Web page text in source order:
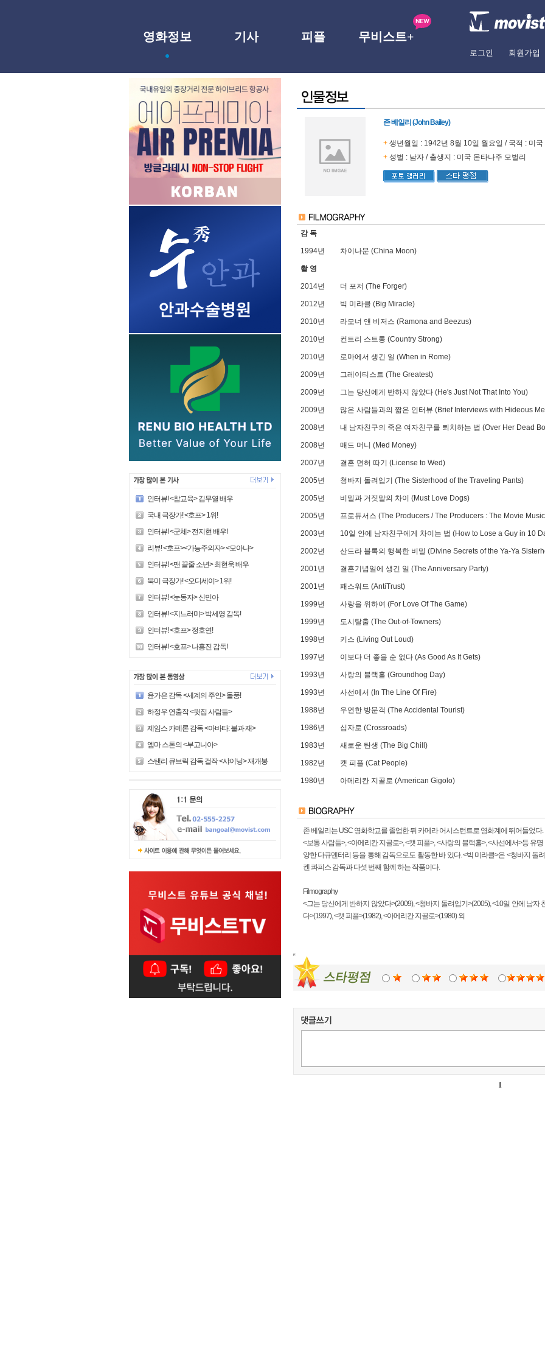
영화정보 기사 피플 무비스트+
로그인 회원가입
인터뷰! <참교육> 김무열 배우
국내 극장가! <호프> 1위!
인터뷰! <군체> 전지현 배우!
리뷰! <호프><가능주의자> <모아나>
인터뷰! <맨 끝줄 소년> 최현욱 배우
북미 극장가! <오디세이> 1위!
인터뷰! <눈동자> 신민아
인터뷰! <지느러미> 박세영 감독!
인터뷰! <호프> 정호연!
인터뷰! <호프> 나홍진 감독!
윤가은 감독 <세계의 주인> 돌풍!
하정우 연출작 <윗집 사람들>
제임스 카메론 감독 <아바타: 불과 재>
엠마 스톤의 <부고니아>
스탠리 큐브릭 감독 걸작 <샤이닝> 재개봉!
존 베일리 (John Bailey)
+생년월일 : 1942년 8월 10일 월요일 / 국적 : 미국
+성별 : 남자 / 출생지 : 미국 몬타나주 모벌리
감 독
1994년 차이나문 (China Moon)
촬 영
2014년 더 포저 (The Forger)
2012년 빅 미라클 (Big Miracle)
2010년 라모너 앤 비저스 (Ramona and Beezus)
2010년 컨트리 스트롱 (Country Strong)
2010년 로마에서 생긴 일 (When in Rome)
2009년 그레이티스트 (The Greatest)
2009년 그는 당신에게 반하지 않았다 (He's Just Not That Into You)
2009년 많은 사람들과의 짧은 인터뷰 (Brief Interviews with Hideous
2008년 내 남자친구의 죽은 여자친구를 퇴치하는 법 (Over Her Dead
2008년 매드 머니 (Med Money)
2007년 결혼 면허 따기 (License to Wed)
2005년 청바지 돌려입기 (The Sisterhood of the Traveling Pants)
2005년 비밀과 거짓말의 차이 (Must Love Dogs)
2005년 프로듀서스 (The Producers / The Producers : The Movie
2003년 10일 안에 남자친구에게 차이는 법 (How to Lose a Guy in 10
2002년 산드라 블록의 행복한 비밀 (Divine Secrets of the Ya-Ya
2001년 결혼기념일에 생긴 일 (The Anniversary Party)
2001년 패스워드 (AntiTrust)
1999년 사랑을 위하여 (For Love Of The Game)
1999년 도시탈출 (The Out-of-Towners)
1998년 키스 (Living Out Loud)
1997년 이보다 더 좋을 순 없다 (As Good As It Gets)
1993년 사랑의 블랙홀 (Groundhog Day)
1993년 사선에서 (In The Line Of Fire)
1988년 우연한 방문객 (The Accidental Tourist)
1986년 십자로 (Crossroads)
1983년 새로운 탄생 (The Big Chill)
1982년 캣 피플 (Cat People)
1980년 아메리칸 지골로 (American Gigolo)
존 베일리는 USC 영화학교를 졸업한 뒤 카메라 어시스턴트로 영화계에 뛰어들었다.
<보통 사람들>, <아메리칸 지골로>, <캣 피플>, <사랑의 블랙홀>, <사선에서>등 유
양한 다큐멘터리 등을 통해 감독으로도 활동한 바 있다. <빅 미라클>은 <청바지 돌
켄 콰피스 감독과 다섯 번째 함께 하는 작품이다.
Filmography
<그는 당신에게 반하지 않았다>(2009), <청바지 돌려입기>(2005), <10일 안에 남자
다>(1997), <캣 피플>(1982), <아메리칸 지골로>(1980) 외
1